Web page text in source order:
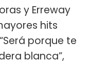
y Erreway
hits
porque te
blanca”,